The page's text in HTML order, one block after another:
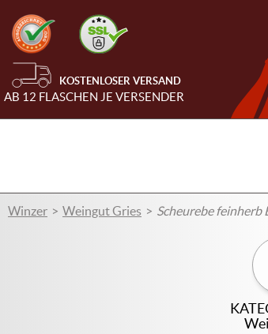
KOSTENLOSER VERSAND
AB 12 FLASCHEN JE VERSENDER
Winzer Weingut Gries Scheurebe feinherb